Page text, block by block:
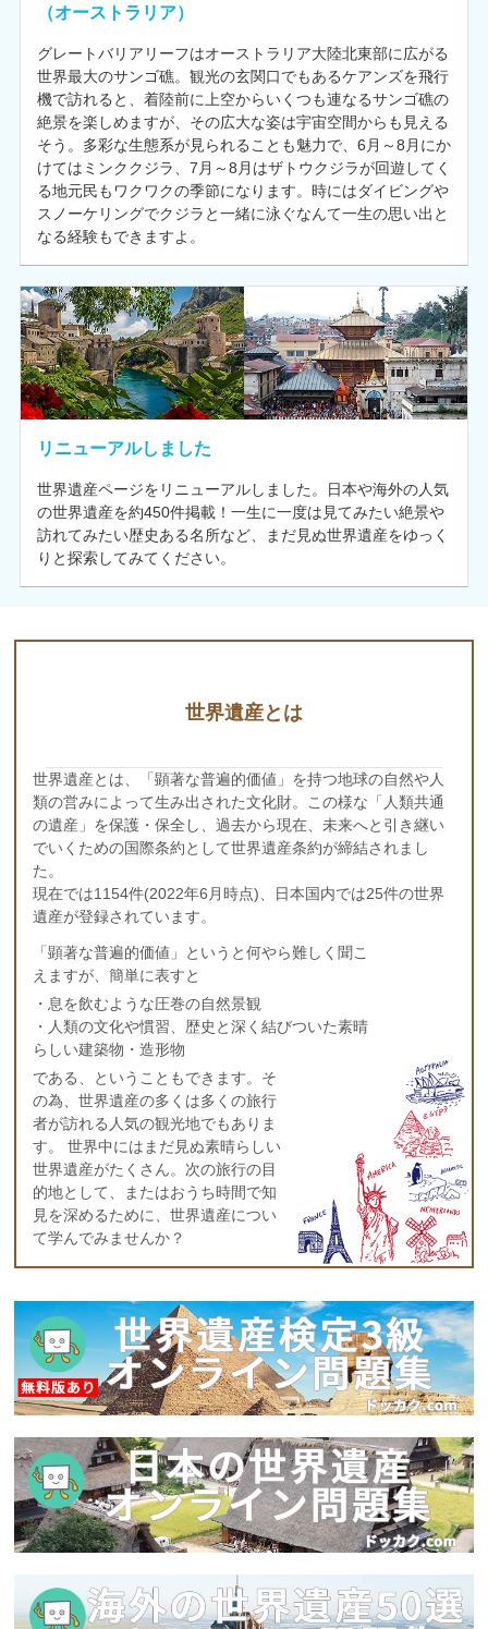
（オーストラリア）
グレートバリアリーフはオーストラリア大陸北東部に広がる
世界最大のサンゴ礁。観光の玄関口でもあるケアンズを飛行
機で訪れると、着陸前に上空からいくつも連なるサンゴ礁の
絶景を楽しめますが、その広大な姿は宇宙空間からも見える
そう。多彩な生態系が見られることも魅力で、6月～8月にか
けてはミンククジラ、7月～8月はザトウクジラが回遊してく
る地元民もワクワクの季節になります。時にはダイビングや
スノーケリングでクジラと一緒に泳ぐなんて一生の思い出と
なる経験もできますよ。
リニューアルしました
世界遺産ページをリニューアルしました。日本や海外の人気
の世界遺産を約450件掲載！一生に一度は見てみたい絶景や
訪れてみたい歴史ある名所など、まだ見ぬ世界遺産をゆっく
りと探索してみてください。
世界遺産とは
世界遺産とは、「顕著な普遍的価値」を持つ地球の自然や人
類の営みによって生み出された文化財。この様な「人類共通
の遺産」を保護・保全し、過去から現在、未来へと引き継い
でいくための国際条約として世界遺産条約が締結されまし
た。
現在では1154件(2022年6月時点)、日本国内では25件の世界
遺産が登録されています。
「顕著な普遍的価値」というと何やら難しく聞こ
えますが、簡単に表すと
・息を飲むような圧巻の自然景観
・人類の文化や慣習、歴史と深く結びついた素晴
らしい建築物・造形物
である、ということもできます。そ
の為、世界遺産の多くは多くの旅行
者が訪れる人気の観光地でもありま
す。 世界中にはまだ見ぬ素晴らしい
世界遺産がたくさん。次の旅行の目
的地として、またはおうち時間で知
見を深めるために、世界遺産につい
て学んでみませんか？